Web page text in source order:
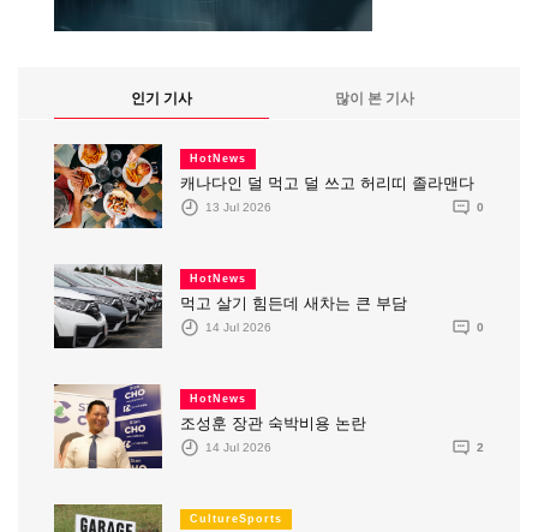
인기 기사 많이 본 기사
HotNews
캐나다인 덜 먹고 덜 쓰고 허리띠 졸라맨다
13 Jul 2026 0
HotNews
먹고 살기 힘든데 새차는 큰 부담
14 Jul 2026 0
HotNews
조성훈 장관 숙박비용 논란
14 Jul 2026 2
CultureSports